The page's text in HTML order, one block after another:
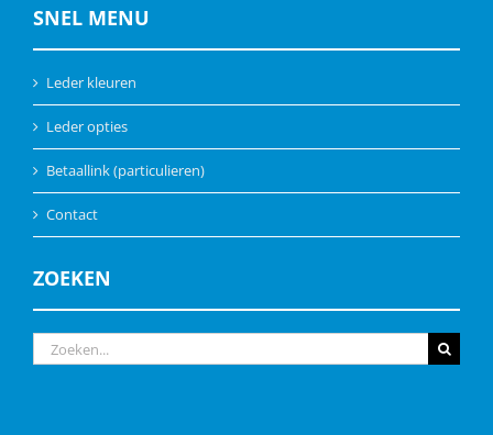
SNEL MENU
Leder kleuren
Leder opties
Betaallink (particulieren)
Contact
ZOEKEN
Zoeken
naar: